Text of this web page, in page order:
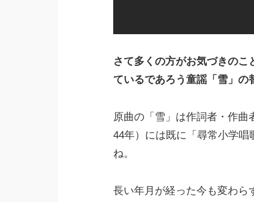
さて多くの方がお気づきのこ
ているであろう童謡「雪」の
原曲の「雪」は作詞者・作曲
44年）には既に「尋常小学
ね。
長い年月が経った今も変わら